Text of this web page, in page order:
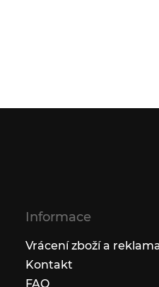
Informace
Vrácení zboží a
Kontakt
FAQ